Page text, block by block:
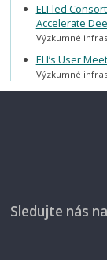
ELI-led
Accelerate
Výzkumné
ELI’s User
Výzkumné
Sledujte nás na